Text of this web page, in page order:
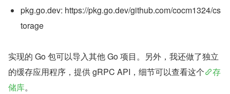
pkg.go.dev: https://pkg.go.dev/github.com/cocm1324/cs
torage
实现的 Go 包可以导入其他 Go 项目。另外，我还做了独立
的缓存应用程序，提供 gRPC API，细节可以查看这个
存
储库。